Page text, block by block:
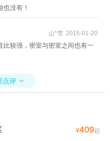
没有！
山*雪 2015-01-20
较强，密室与密室之间也有一
点评 
¥409起